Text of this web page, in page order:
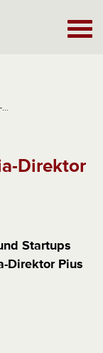
Direktor
Startups
Direktor Pius